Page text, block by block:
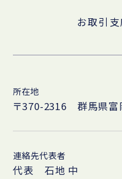
お取引
所在地
〒370-2316 群馬県富
連絡先代表者
代表 石地 中